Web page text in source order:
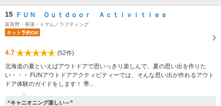
15 ＦＵＮ Ｏｕｔｄｏｏｒ Ａｃｔｉｖｉｔｉｅｓ
富良野・美瑛・トマム／ラフティング
ネット予約OK
4.7
(52件)
北海道の夏といえばアウトドアで思いっきり楽しんで、夏の思い出を作りた
い・・・ FUNアウトドアアクティビティーでは、そんな思い出が作れるアウト
ドア体験のガイドをします！ 季...
“キャニオニング楽しい～”